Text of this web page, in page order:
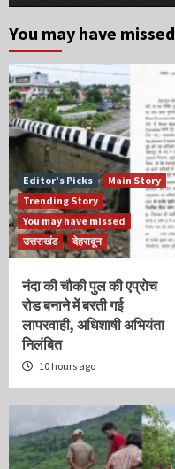
You may have missed
Editor’s Picks
Main Story
Trending Story
You may have missed
उत्तराखंड
देहरादून
नंदा की चौकी पुल की एप्रोच
रोड बनाने में बरती गई
लापरवाही, अधिशाषी अभियंता
निलंबित
10 hours ago